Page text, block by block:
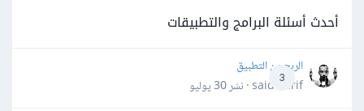
أحدث أسئلة البرامج والتطبيقات
3
الربح من التطبيق
said darif · نشر
30 يوليو